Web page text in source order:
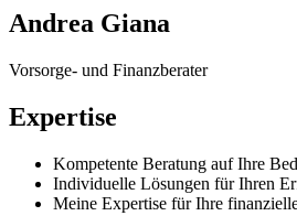
Andrea Giana
Vorsorge- und Finanzberater
Expertise
Kompetente Beratung auf Ihre
Individuelle Lösungen für Ihren
Meine Expertise für Ihre